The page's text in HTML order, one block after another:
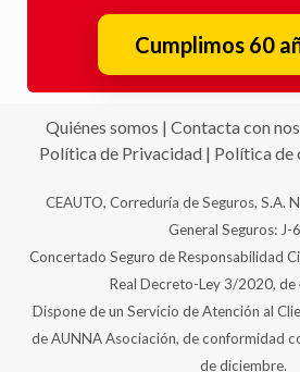
Cumplimos 60
Quiénes somos | Contacta con
Política de Privacidad| Política de
CEAUTO, Correduría de Seguros, S.A.
General Seguros: J-
Concertado Seguro de Responsabilidad
Real Decreto-Ley 3/2020, de
Dispone de un Servicio de Atención al
de AUNNA Asociación, de conformidad
de diciembre.